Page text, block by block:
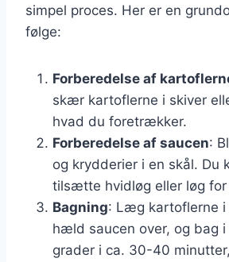
simpel proces. Her er en
følge:
Forberedelse af
skær kartoflerne i skiver
hvad du foretrækker.
Forberedelse af saucen:
og krydderier i en skål. Du
tilsætte hvidløg eller løg for
Bagning: Læg kartoflerne
hæld saucen over, og bag
grader i ca. 30-40